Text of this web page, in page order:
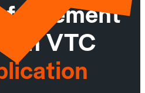
facilement
un VTC